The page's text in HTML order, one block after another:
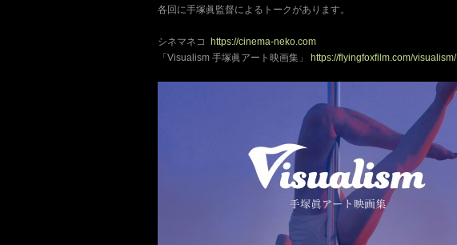
各回に手塚眞監督によるトークがあります。
シネマネコ
https://cinema-neko.com
「Visualism 手塚眞アート映画集」
https://flyingfoxfilm.com/visualism/